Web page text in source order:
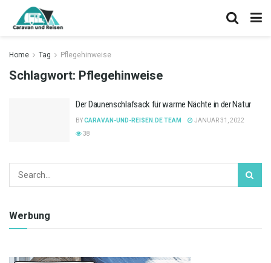
Home Tag Pflegehinweise
Schlagwort: Pflegehinweise
Der Daunenschlafsack für warme Nächte in der Natur
BYCARAVAN-UND-REISEN.DE TEAM
JANUAR 31, 2022
38
Werbung